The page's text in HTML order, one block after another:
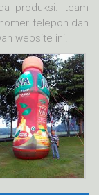
produksi. team
telepon dan
website ini.